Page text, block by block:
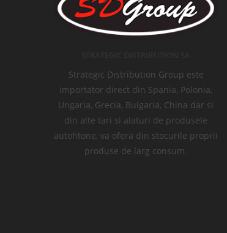
Strategic Distribution Group este
importator direct din Spania, Polonia,
Ungaria, Grecia, Bulgaria, China dar si
din alte tari si alaturi de produsele
autohtone, va ofera din stocurile proprii
produse de larg consum.